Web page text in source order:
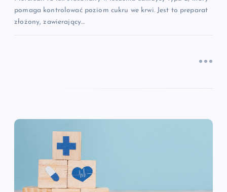
u
pomaga kontrolować poziom cukru we krwi. Jest to preparat
złożony, zawierający…